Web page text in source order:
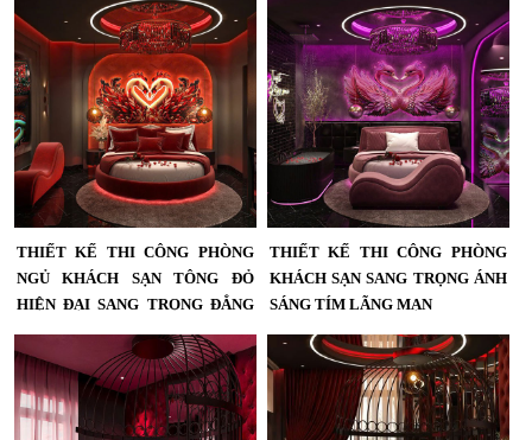
Thiết Kế Phòng Khách Sạn Nghệ
Thuật Hiện Đại – Không Gian Ấn
Tượng, Độc Bản, Sang Trọng | KTV
Group...
Khách Sạn Phong Cách Á Đông
Hiện Đại – Đậm Chất Nghệ Thuật &
Sang Trọng...
THIẾT KẾ THI CÔNG PHÒNG
NGỦ KHÁCH SẠN TÔNG ĐỎ
HIỆN ĐẠI SANG TRỌNG ĐẲNG
Thiết Kế Thi Công Phòng Ngủ
Khách Sạn Tông Đỏ Hiện Đại Sang
Trọng – Đẳng Cấp Khác Biệt Cùng
KTV GROUP...
THIẾT KẾ THI CÔNG PHÒNG
KHÁCH SẠN SANG TRỌNG ÁNH
SÁNG TÍM LÃNG MẠN
Thiết Kế Thi Công Phòng Khách
Sạn Sang Trọng – Ánh Sáng Tím
Lãng Mạn...